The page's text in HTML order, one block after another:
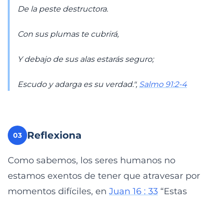
De la peste destructora.
Con sus plumas te cubrirá,
Y debajo de sus alas estarás seguro;
Escudo y adarga es su verdad.", Salmo 91:2-4
03 Reflexiona
Como sabemos, los seres humanos no
estamos exentos de tener que atravesar por
momentos difíciles, en Juan 16 : 33 “Estas